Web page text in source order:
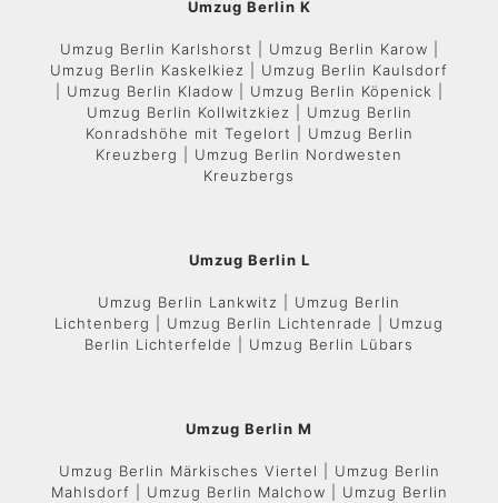
Umzug Berlin K
Umzug Berlin Karlshorst | Umzug Berlin Karow |
Umzug Berlin Kaskelkiez | Umzug Berlin Kaulsdorf
| Umzug Berlin Kladow | Umzug Berlin Köpenick |
Umzug Berlin Kollwitzkiez | Umzug Berlin
Konradshöhe mit Tegelort | Umzug Berlin
Kreuzberg | Umzug Berlin Nordwesten
Kreuzbergs
Umzug Berlin L
Umzug Berlin Lankwitz | Umzug Berlin
Lichtenberg | Umzug Berlin Lichtenrade | Umzug
Berlin Lichterfelde | Umzug Berlin Lübars
Umzug Berlin M
Umzug Berlin Märkisches Viertel | Umzug Berlin
Mahlsdorf | Umzug Berlin Malchow | Umzug Berlin